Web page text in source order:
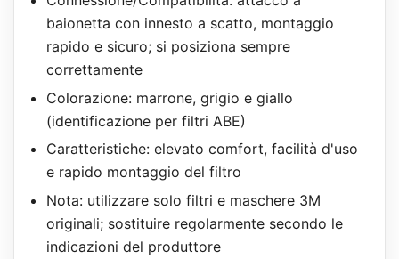
baionetta con innesto a scatto, montaggio
rapido e sicuro; si posiziona sempre
correttamente
Colorazione: marrone, grigio e giallo
(identificazione per filtri ABE)
Caratteristiche: elevato comfort, facilità d'uso
e rapido montaggio del filtro
Nota: utilizzare solo filtri e maschere 3M
originali; sostituire regolarmente secondo le
indicazioni del produttore